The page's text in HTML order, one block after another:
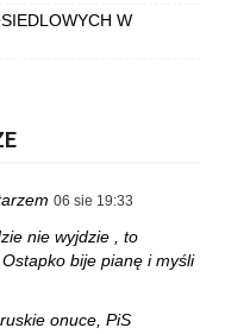
W
06 sie 19:33
nie wyjdzie , to
bije pianę i myśli
onuce, PiS